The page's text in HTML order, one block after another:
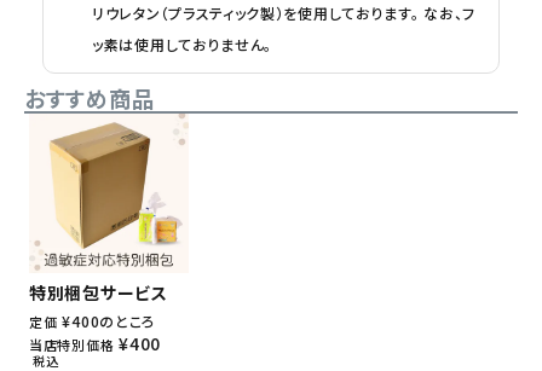
リウレタン（プラスティック製）を使用しております。 なお、フ
ッ素は使用しておりません。
おすすめ商品
特別梱包サービス
定価 ¥400のところ
当店特別価格 ¥400
税込